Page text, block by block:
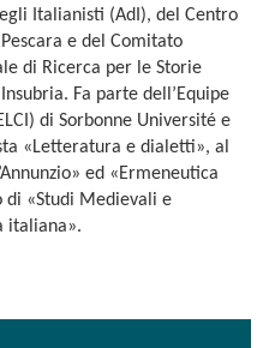
Italianisti (AdI), del Centro
e del Comitato
di Ricerca per le Storie
Fa parte dell’Equipe
di Sorbonne Université e
«Letteratura e dialetti», al
ed «Ermeneutica
«Studi Medievali e
italiana».